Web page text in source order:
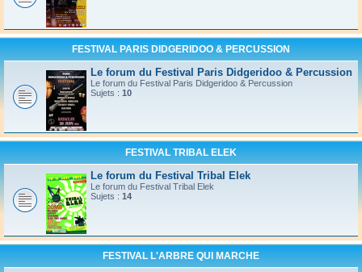
FESTIVAL PARIS DIDGERIDOO & PERCUSSION
Le forum du Festival Paris Didgeridoo & Percussion
Le forum du Festival Paris Didgeridoo & Percussion
Sujets : 10
FESTIVAL TRIBAL ELEK
Le forum du Festival Tribal Elek
Le forum du Festival Tribal Elek
Sujets : 14
FESTIVAL L'ARBRE QUI MARCHE